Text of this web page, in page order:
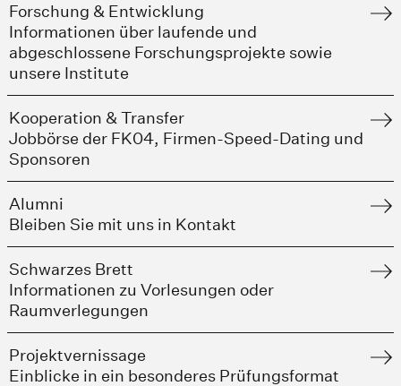
Forschung & Entwicklung
Informationen über laufende und
abgeschlossene Forschungsprojekte sowie
unsere Institute
Kooperation & Transfer
Jobbörse der FK04, Firmen-Speed-Dating und
Sponsoren
Alumni
Bleiben Sie mit uns in Kontakt
Schwarzes Brett
Informationen zu Vorlesungen oder
Raumverlegungen
Projektvernissage
Einblicke in ein besonderes Prüfungsformat